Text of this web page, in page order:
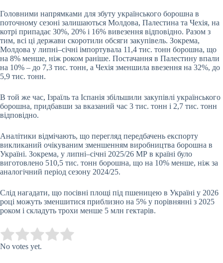
Головними напрямками для збуту українського борошна в
поточному сезоні залишаються Молдова, Палестина та Чехія, на
котрі припадає 30%, 20% і 16% вивезення відповідно. Разом з
тим, всі ці держави скоротили обсяги закупівель. Зокрема,
Молдова у липні–січні імпортувала 11,4 тис. тонн борошна, що
на 8% менше, ніж роком раніше. Постачання в Палестину впали
на 10% – до 7,3 тис. тонн, а Чехія зменшила ввезення на 32%, до
5,9 тис. тонн.
В той же час, Ізраїль та Іспанія збільшили закупівлі українського
борошна, придбавши за вказаний час 3 тис. тонн і 2,7 тис. тонн
відповідно.
Аналітики відмічають, що перегляд передбачень експорту
викликаний очікуваним зменшенням виробництва борошна в
Україні. Зокрема, у липні–січні 2025/26 МР в країні було
виготовлено 510,5 тис. тонн борошна, що на 10% менше, ніж за
аналогічний період сезону 2024/25.
Слід нагадати, що посівні площі під пшеницею в Україні у 2026
році можуть зменшитися приблизно на 5% у порівнянні з 2025
роком і складуть трохи менше 5 млн гектарів.
Rate this item:
No votes yet.